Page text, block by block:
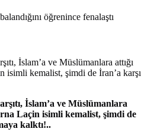
İslam’a ve Müslümanlara attığı
isimli kemalist, şimdi de İran’a karşı
İslam’a ve Müslümanlara
Laçin isimli kemalist, şimdi de
kalktı!..